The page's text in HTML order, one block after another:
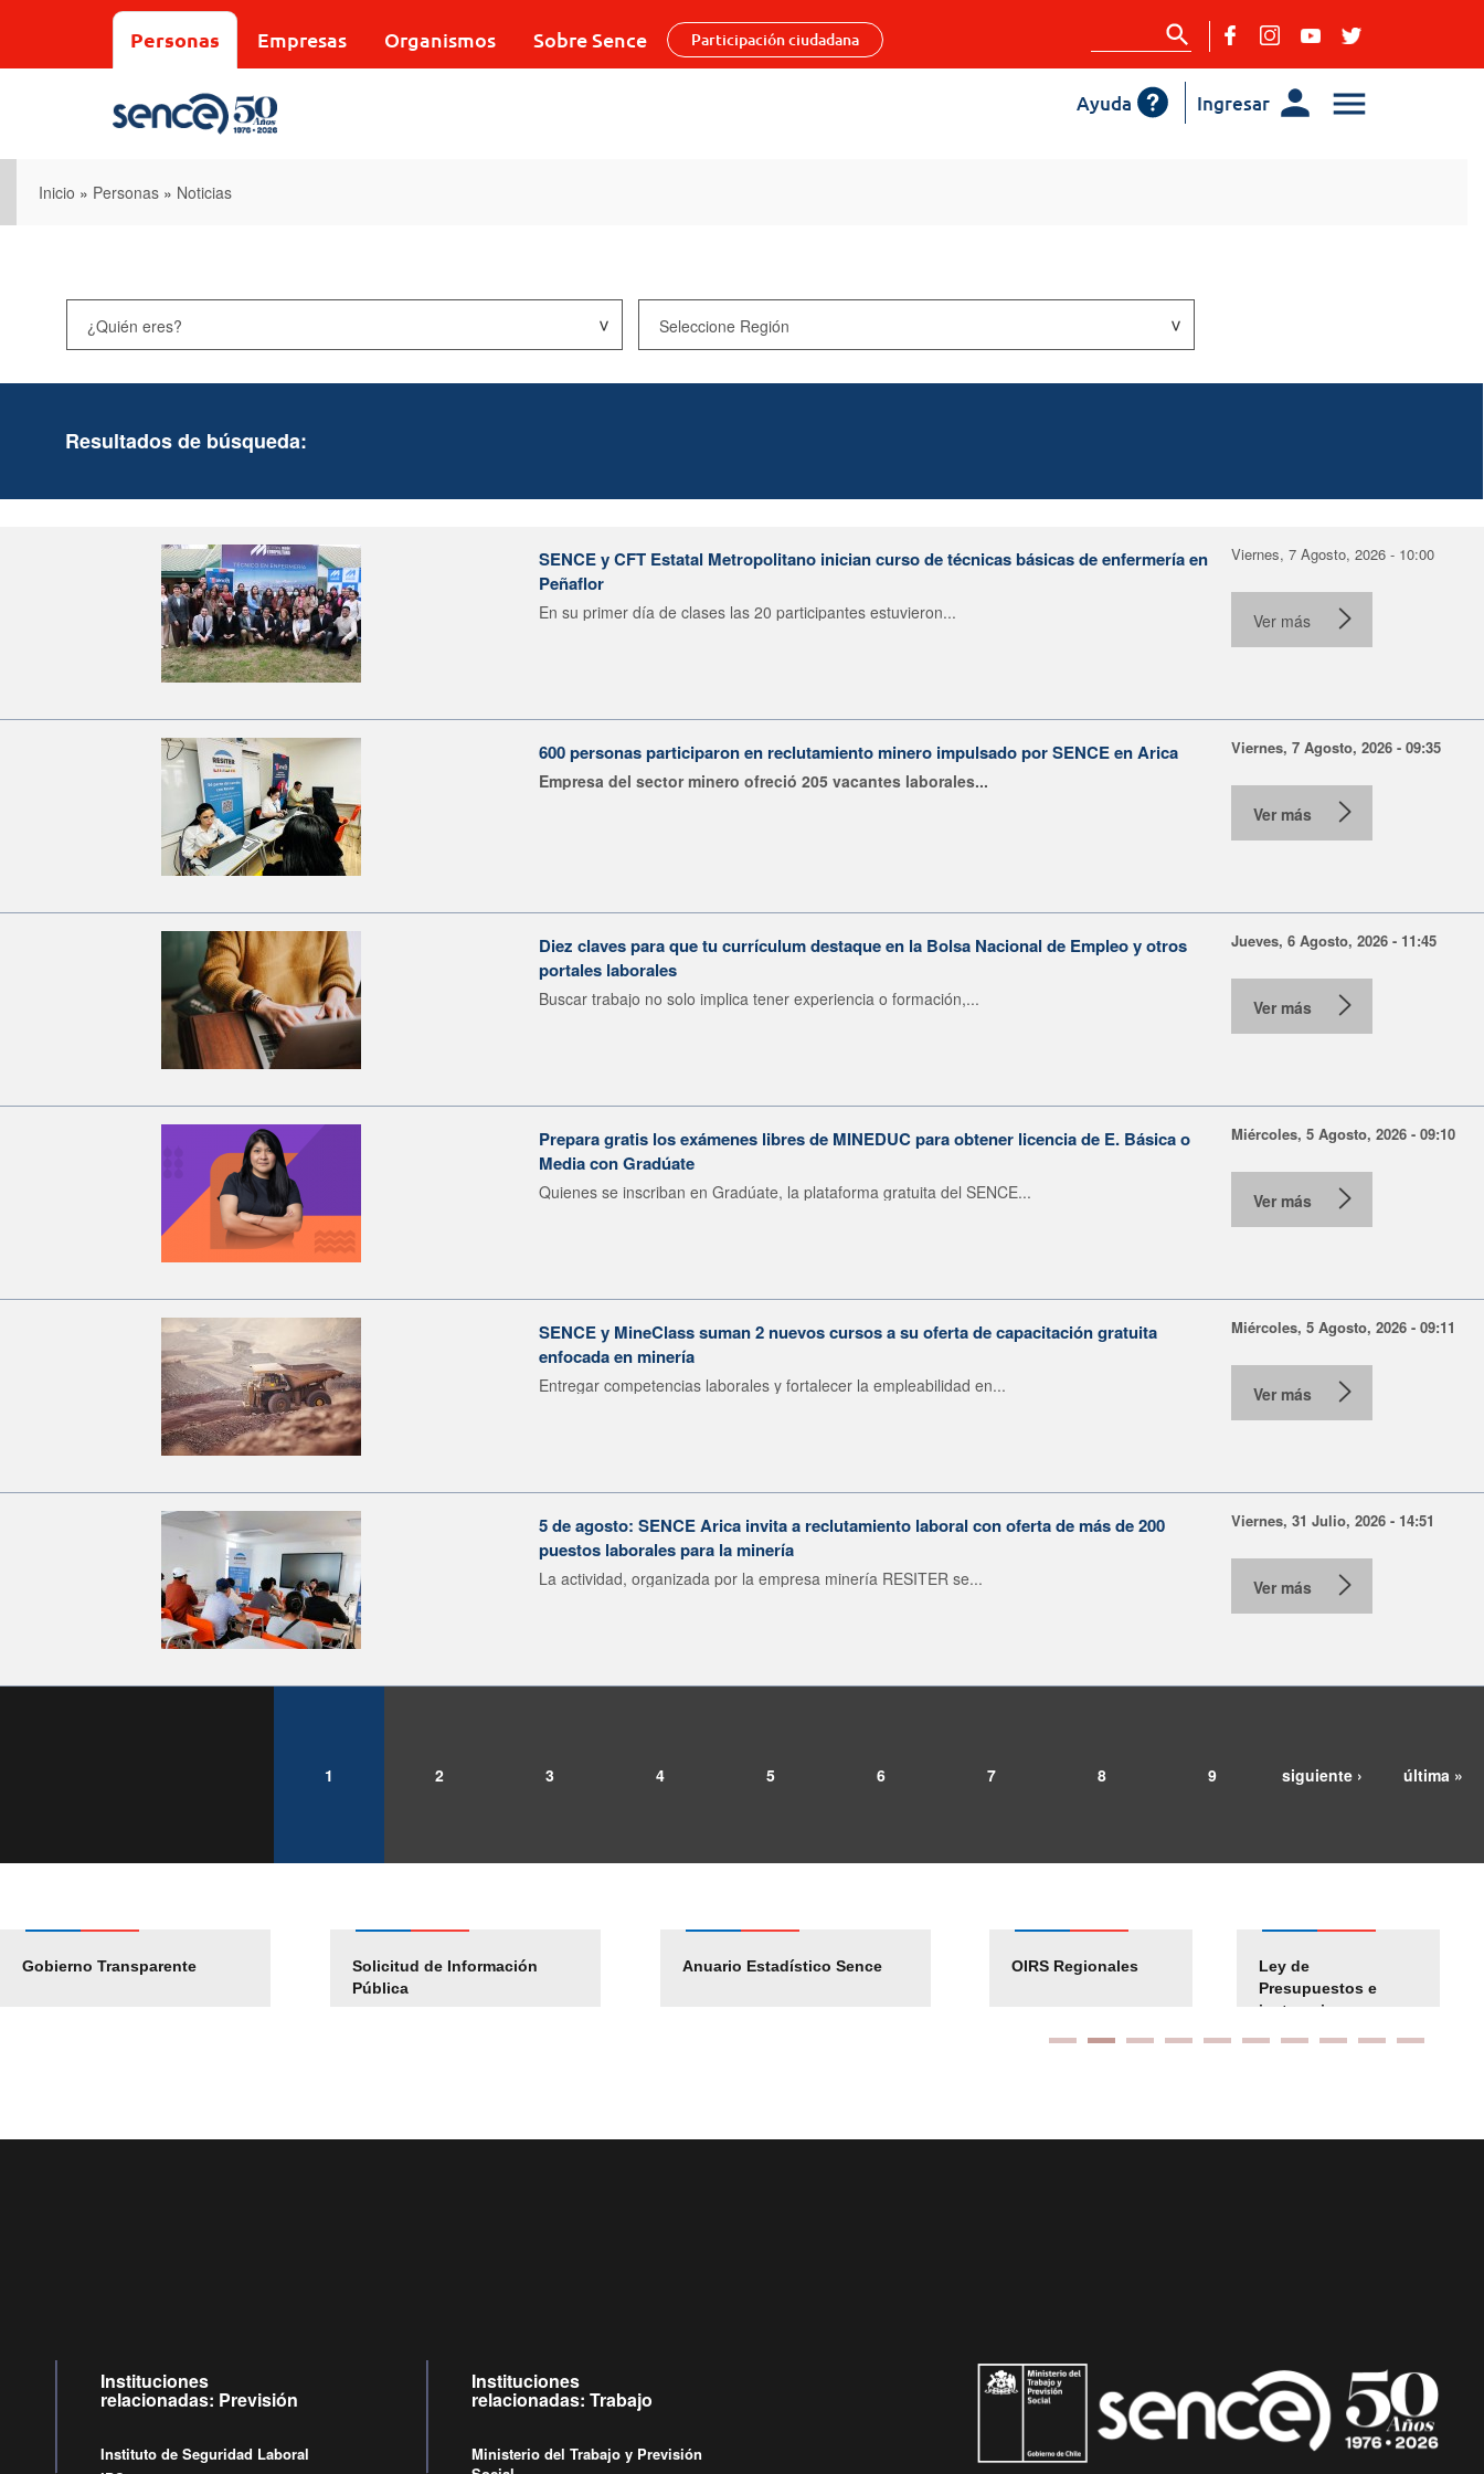
Personas Empresas Organismos Sobre Sence Participación ciudadana
Ingresar
Ayuda
Inicio » Personas » Noticias
Resultados de búsqueda:
SENCE y CFT Estatal Metropolitano inician curso de técnicas básicas de enfermería en
Peñaflor
En su primer día de clases las 20 participantes estuvieron...
Viernes, 7 Agosto, 2026 - 10:00
Ver más
600 personas participaron en reclutamiento minero impulsado por SENCE en Arica
Empresa del sector minero ofreció 205 vacantes laborales...
Viernes, 7 Agosto, 2026 - 09:35
Ver más
Diez claves para que tu currículum destaque en la Bolsa Nacional de Empleo y otros
portales laborales
Buscar trabajo no solo implica tener experiencia o formación,...
Jueves, 6 Agosto, 2026 - 11:45
Ver más
Prepara gratis los exámenes libres de MINEDUC para obtener licencia de E. Básica o
Media con Gradúate
Quienes se inscriban en Gradúate, la plataforma gratuita del SENCE...
Miércoles, 5 Agosto, 2026 - 09:10
Ver más
SENCE y MineClass suman 2 nuevos cursos a su oferta de capacitación gratuita
enfocada en minería
Entregar competencias laborales y fortalecer la empleabilidad en...
Miércoles, 5 Agosto, 2026 - 09:11
Ver más
5 de agosto: SENCE Arica invita a reclutamiento laboral con oferta de más de 200
puestos laborales para la minería
La actividad, organizada por la empresa minería RESITER se...
Viernes, 31 Julio, 2026 - 14:51
Ver más
1 2 3 4 5 6 7 8 9 siguiente › última »
Gobierno Transparente
Solicitud de Información
Pública
Anuario Estadístico Sence
Pago Proveedores
Empleos Públicos
Solicitud Audiencias
OIRS Regionales
Ley de
Presupuestos e
instrucciones
Instituciones
relacionadas: Previsión
Instituto de Seguridad Laboral
Instituciones
relacionadas: Trabajo
Ministerio del Trabajo y Previsión